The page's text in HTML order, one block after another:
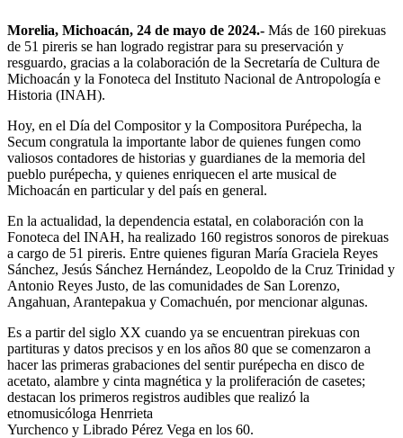
Morelia, Michoacán, 24 de mayo de 2024.- Más de 160 pirekuas
de 51 pireris se han logrado registrar para su preservación y
resguardo, gracias a la colaboración de la Secretaría de Cultura de
Michoacán y la Fonoteca del Instituto Nacional de Antropología e
Historia (INAH).
Hoy, en el Día del Compositor y la Compositora Purépecha, la
Secum congratula la importante labor de quienes fungen como
valiosos contadores de historias y guardianes de la memoria del
pueblo purépecha, y quienes enriquecen el arte musical de
Michoacán en particular y del país en general.
En la actualidad, la dependencia estatal, en colaboración con la
Fonoteca del INAH, ha realizado 160 registros sonoros de pirekuas
a cargo de 51 pireris. Entre quienes figuran María Graciela Reyes
Sánchez, Jesús Sánchez Hernández, Leopoldo de la Cruz Trinidad y
Antonio Reyes Justo, de las comunidades de San Lorenzo,
Angahuan, Arantepakua y Comachuén, por mencionar algunas.
Es a partir del siglo XX cuando ya se encuentran pirekuas con
partituras y datos precisos y en los años 80 que se comenzaron a
hacer las primeras grabaciones del sentir purépecha en disco de
acetato, alambre y cinta magnética y la proliferación de casetes;
destacan los primeros registros audibles que realizó la
etnomusicóloga Henrrieta
Yurchenco y Librado Pérez Vega en los 60.